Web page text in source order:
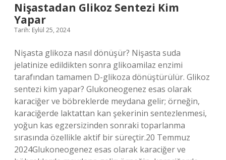
Nişastadan Glikoz Sentezi Kim
Yapar
Tarih: Eylül 25, 2024
Nişasta glikoza nasıl dönüşür? Nişasta suda
jelatinize edildikten sonra glikoamilaz enzimi
tarafından tamamen D-glikoza dönüştürülür. Glikoz
sentezi kim yapar? Glukoneogenez esas olarak
karaciğer ve böbreklerde meydana gelir; örneğin,
karaciğerde laktattan kan şekerinin sentezlenmesi,
yoğun kas egzersizinden sonraki toparlanma
sırasında özellikle aktif bir süreçtir.20 Temmuz
2024Glukoneogenez esas olarak karaciğer ve